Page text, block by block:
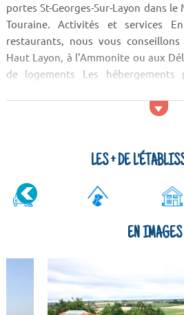
portes St-Georges-Sur-Layon dans
Touraine. Activités et services
restaurants, nous vous
Haut Layon, à l'Ammonite ou aux
de logements Les hébergements
LES + DE
EN IMAGES